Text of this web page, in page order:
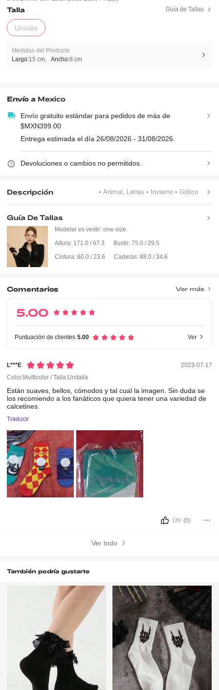
Talla Guía de Tallas
Unitalla
Medidas del Producto
Largo:15 cm Ancho:8 cm
Envío a Mexico
Envío gratuito estándar para pedidos de más de
$MXN399.00
Entrega estimada el día 26/08/2026 - 31/08/2026.
Devoluciones o cambios no permitidos.
Descripción • Animal, Letras• Invierno• Gótico
Guía De Tallas
Modelar es vestir: one-size
Altura: 171.0 / 67.3 Busto: 75.0 / 29.5
Cintura: 60.0 / 23.6 Caderas: 88.0 / 34.6
Comentarios Ver más
5.00
Puntuación de clientes 5.00 Ver
L***e
2023-07-17
Color:Multicolor / Talla:Unitalla
Estánsuaves, bellos,cómodosytalcual la imagen. Sindudase
los recomiendoa losfanáticosquequieratener unavariedadde
calcetines.
Traducir
Útil (0)
Ver todo
También podría gustarte